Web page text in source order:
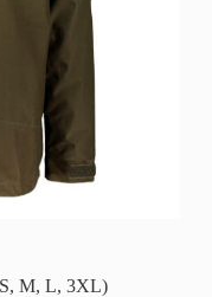
M, L, 3XL)